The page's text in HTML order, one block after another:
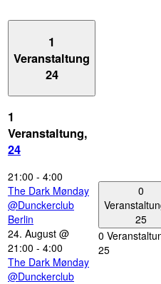
1
Veranstaltung
24
1
Veranstaltung,
24
21:00 - 4:00
The Dark Mønday
@Dunckerclub
Berlin
24. August @
21:00 - 4:00
The Dark Mønday
@Dunckerclub
0
25
0
25